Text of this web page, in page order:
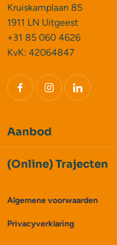
Kruiskamplaan 85
1911 LN Uitgeest
+31 85 060 4626
KvK: 42064847
Aanbod
(Online) Trajecten
Algemene voorwaarden
Privacyverklaring